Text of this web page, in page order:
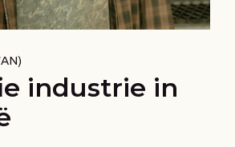
industrie in